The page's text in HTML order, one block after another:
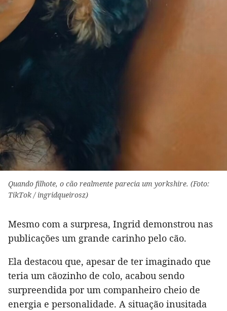
Quando filhote, o cão realmente parecia um yorkshire. (Foto:
TikTok / ingridqueirosz)
Mesmo com a surpresa, Ingrid demonstrou nas
publicações um grande carinho pelo cão.
Ela destacou que, apesar de ter imaginado que
teria um cãozinho de colo, acabou sendo
surpreendida por um companheiro cheio de
energia e personalidade. A situação inusitada